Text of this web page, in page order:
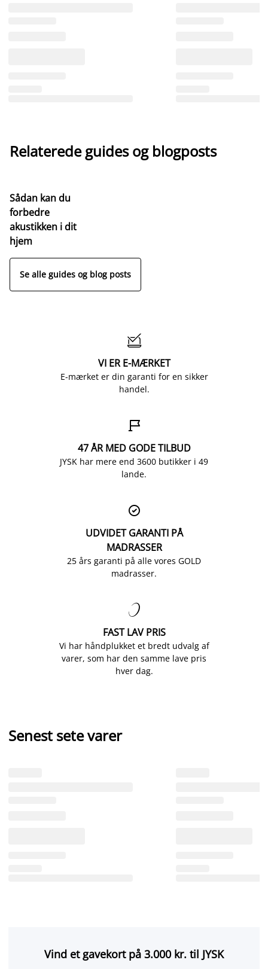
Relaterede guides og blogposts
Sådan kan du
forbedre
akustikken i dit
hjem
Se alle guides og blog posts

VI ER E-MÆRKET
E-mærket er din garanti for en sikker
handel.

47 ÅR MED GODE TILBUD
JYSK har mere end 3600 butikker i 49
lande.

UDVIDET GARANTI PÅ
MADRASSER
25 års garanti på alle vores GOLD
madrasser.

FAST LAV PRIS
Vi har håndplukket et bredt udvalg af
varer, som har den samme lave pris
hver dag.
Senest sete varer
Vind et gavekort på 3.000 kr. til JYSK